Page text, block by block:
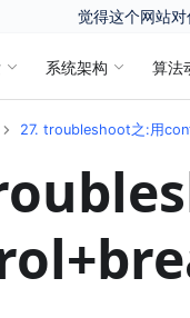
觉得这个网站
系统架构 算法
27. troubleshoot之:用